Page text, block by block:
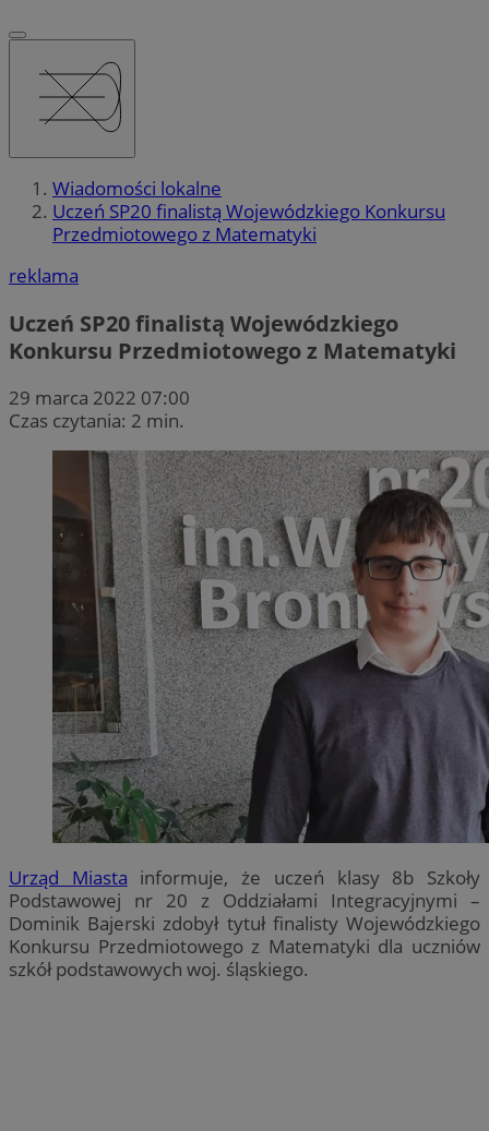
Wiadomości lokalne
Uczeń SP20 finalistą Wojewódzkiego Konkursu
Przedmiotowego z Matematyki
reklama
Uczeń SP20 finalistą Wojewódzkiego
Konkursu Przedmiotowego z Matematyki
29 marca 2022 07:00
Czas czytania: 2 min.
Urząd Miasta informuje, że uczeń klasy 8b Szkoły
Podstawowej nr 20 z Oddziałami Integracyjnymi –
Dominik Bajerski zdobył tytuł finalisty Wojewódzkiego
Konkursu Przedmiotowego z Matematyki dla uczniów
szkół podstawowych woj. śląskiego.